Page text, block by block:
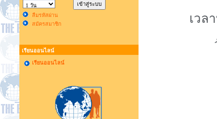
ลืมรหัสผ่าน
สมัครสมาชิก
เรียนออนไลน์
เรียนออนไลน์
เวล